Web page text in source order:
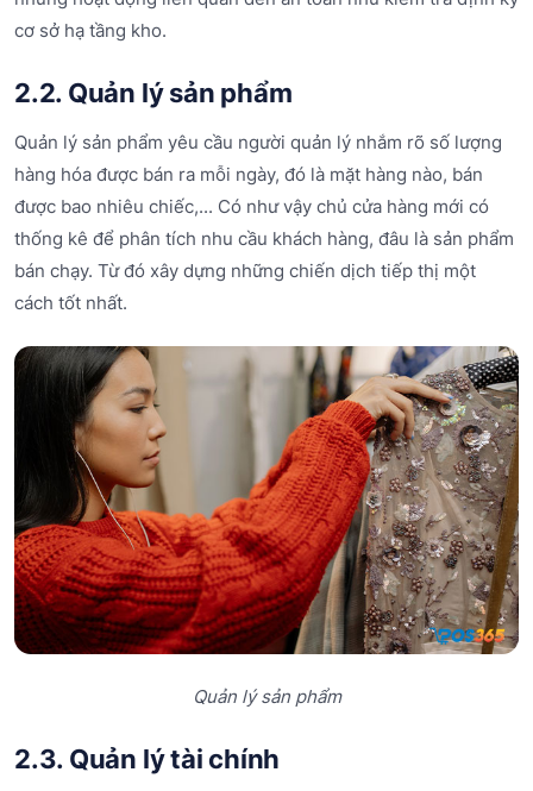
cơ sở hạ tầng kho.
2.2. Quản lý sản phẩm
Quản lý sản phẩm yêu cầu người quản lý nhắm rõ số lượng
hàng hóa được bán ra mỗi ngày, đó là mặt hàng nào, bán
được bao nhiêu chiếc,... Có như vậy chủ cửa hàng mới có
thống kê để phân tích nhu cầu khách hàng, đâu là sản phẩm
bán chạy. Từ đó xây dựng những chiến dịch tiếp thị một
cách tốt nhất.
Quản lý sản phẩm
2.3. Quản lý tài chính